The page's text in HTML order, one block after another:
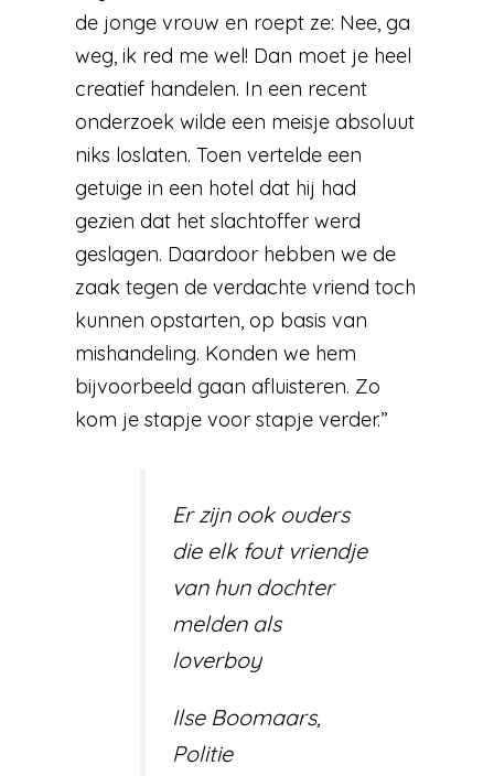
de jonge vrouw en roept ze: Nee, ga
weg, ik red me wel! Dan moet je heel
creatief handelen. In een recent
onderzoek wilde een meisje absoluut
niks loslaten. Toen vertelde een
getuige in een hotel dat hij had
gezien dat het slachtoffer werd
geslagen. Daardoor hebben we de
zaak tegen de verdachte vriend toch
kunnen opstarten, op basis van
mishandeling. Konden we hem
bijvoorbeeld gaan afluisteren. Zo
kom je stapje voor stapje verder.”
Er zijn ook ouders
die elk fout vriendje
van hun dochter
melden als
loverboy
Ilse Boomaars,
Politie